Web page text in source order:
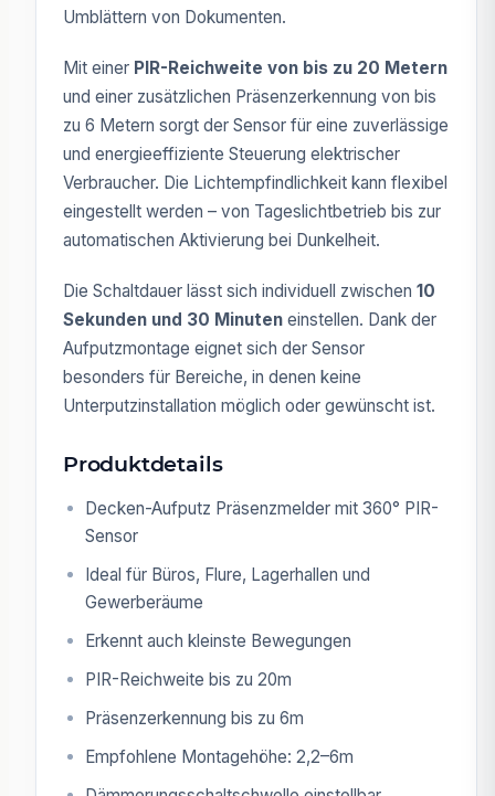
Umblättern von Dokumenten.
Mit einer PIR-Reichweite von bis zu 20 Metern
und einer zusätzlichen Präsenzerkennung von bis
zu 6 Metern sorgt der Sensor für eine zuverlässige
und energieeffiziente Steuerung elektrischer
Verbraucher. Die Lichtempfindlichkeit kann flexibel
eingestellt werden – von Tageslichtbetrieb bis zur
automatischen Aktivierung bei Dunkelheit.
Die Schaltdauer lässt sich individuell zwischen 10
Sekunden und 30 Minuten einstellen. Dank der
Aufputzmontage eignet sich der Sensor
besonders für Bereiche, in denen keine
Unterputzinstallation möglich oder gewünscht ist.
Produktdetails
Decken-Aufputz Präsenzmelder mit 360° PIR-
Sensor
Ideal für Büros, Flure, Lagerhallen und
Gewerberäume
Erkennt auch kleinste Bewegungen
PIR-Reichweite bis zu 20m
Präsenzerkennung bis zu 6m
Empfohlene Montagehöhe: 2,2–6m